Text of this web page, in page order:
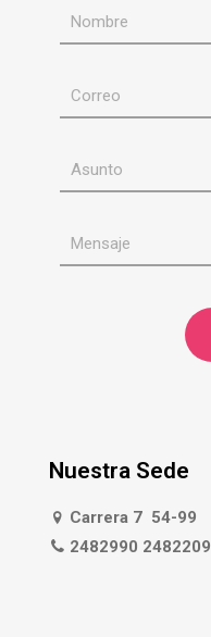
Nuestra Sede
Carrera 7 54-99
2482990 2482209